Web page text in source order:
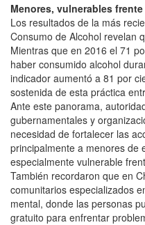
Menores, vulnerables
Los resultados de la más
Consumo de Alcohol revelan
Mientras que en 2016 el 71
haber consumido alcohol
indicador aumentó a 81 por
sostenida de esta práctica
Ante este panorama,
gubernamentales y
necesidad de fortalecer las
principalmente a menores de
especialmente vulnerable
También recordaron que en
comunitarios especializados
mental, donde las personas
gratuito para enfrentar